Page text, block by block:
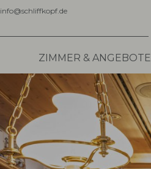
info@schliffkopf.de
ZIMMER & ANGEBOTE